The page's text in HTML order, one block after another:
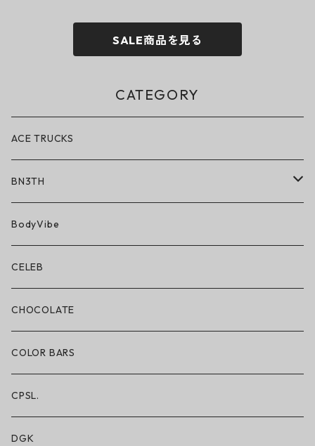
SALE商品を見る
CATEGORY
ACE TRUCKS
BN3TH
BN3TH × ON THE ROAM
ボクサーブリーフ/ショート丈
ボクサーブリーフ/ロング丈
ショートパンツ/2 IN 1
レギンス/フルレングス10分丈
水着/スイムウェア
BodyVibe
CELEB
CHOCOLATE
COLOR BARS
CPSL.
DGK